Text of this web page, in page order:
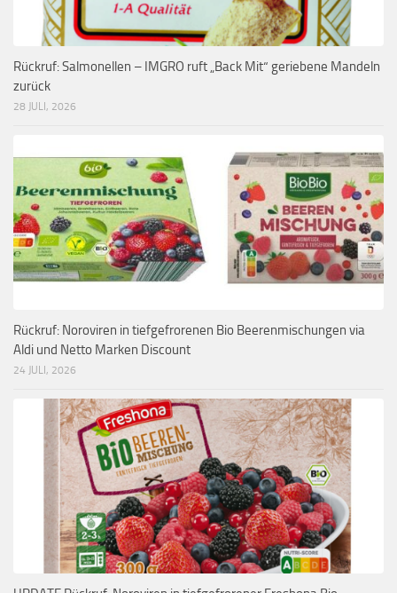
Rückruf: Salmonellen – IMGRO ruft „Back Mit“ geriebene Mandeln
zurück
28 JULI, 2026
Rückruf: Noroviren in tiefgefrorenen Bio Beerenmischungen via
Aldi und Netto Marken Discount
24 JULI, 2026